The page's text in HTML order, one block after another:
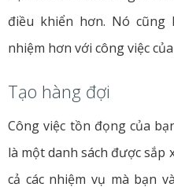
điều khiển hơn. Nó cũng
nhiệm hơn với công việc
Tạo hàng đợi
Công việc tồn đọng của
là một danh sách được
cả các nhiệm vụ mà bạn